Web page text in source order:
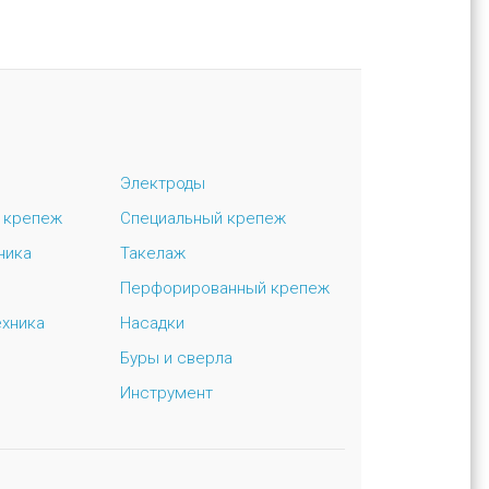
крепеж
Электроды
Специальный крепеж
Такелаж
Перфорированный крепеж
Насадки
Буры и сверла
Инструмент